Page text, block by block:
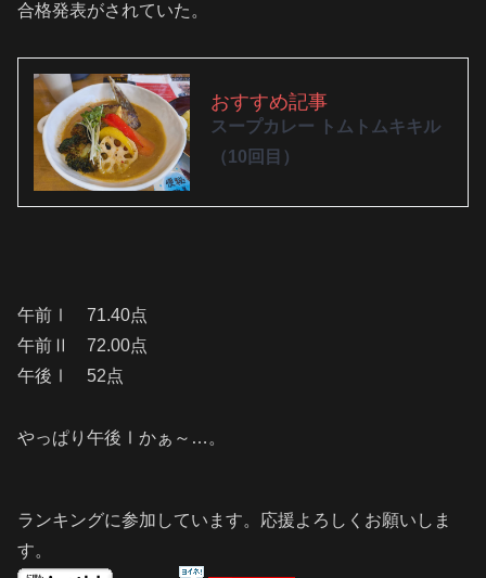
合格発表がされていた。
おすすめ記事
スープカレー トムトムキキル
（10回目）
午前Ⅰ 71.40点
午前Ⅱ 72.00点
午後Ⅰ 52点
やっぱり午後Ⅰかぁ～…。
ランキングに参加しています。応援よろしくお願いしま
す。